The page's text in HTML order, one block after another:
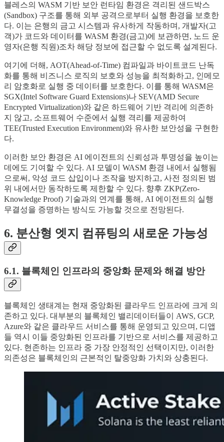
블레스의 WASM 기반 보안 런타임 환경은 격리된 샌드박스
(Sandbox) 구조를 통해 외부 공격으로부터 실행 환경을 보호한
다. 이는 은행의 금고 시스템과 유사하게 작동하며, 개발자(고
객)가 코드와 데이터를 WASM 환경(금고)에 보관하면, 노드 운
영자(은행 직원)조차 해당 정보에 접근할 수 없도록 설계된다.
여기에 더해, AOT(Ahead-of-Time) 컴파일과 바이트코드 난독
화를 통해 비즈니스 로직의 보호와 성능을 최적화하고, 인메모
리 암호화로 실행 중 데이터를 보호한다. 이를 통해 WASM은
SGX(Intel Software Guard Extensions)나 SEV(AMD Secure
Encrypted Virtualization)와 같은 하드웨어 기반 격리에 의존하
지 않고, 소프트웨어 수준에서 실행 격리를 제공하여
TEE(Trusted Execution Environment)와 유사한 보안성을 구현한
다.
이러한 보안 환경은 AI 에이전트의 신뢰성과 투명성을 높이는
데에도 기여할 수 있다. AI 모델이 WASM 환경 내에서 실행됨
으로써, 악성 코드 삽입이나 조작을 방지하고, 사전 정의된 범
위 내에서만 동작하도록 제한할 수 있다. 향후 ZKP(Zero-
Knowledge Proof) 기술과의 연계를 통해, AI 에이전트의 실행
무결성을 증명하는 방식도 가능할 것으로 전망된다.
6. 분산형 엣지 컴퓨팅의 새로운 가능성
6.1. 블록체인 인프라의 중앙화 문제와 해결 방안
블록체인 생태계는 현재 중앙화된 클라우드 인프라에 크게 의
존하고 있다. 대부분의 블록체인 밸리데이터들이 AWS, GCP,
Azure와 같은 클라우드 서비스를 통해 운영되고 있으며, 디앱
들 역시 이들 중앙화된 인프라를 기반으로 서비스를 제공하고
있다. 현존하는 인프라 중 가장 안정적인 선택이지만, 이러한
의존성은 블록체인의 근본적인 탈중앙화 가치와 상충된다.